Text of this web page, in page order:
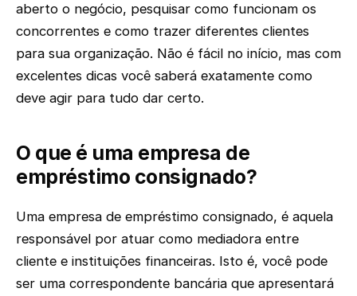
aberto o negócio, pesquisar como funcionam os
concorrentes e como trazer diferentes clientes
para sua organização. Não é fácil no início, mas com
excelentes dicas você saberá exatamente como
deve agir para tudo dar certo.
O que é uma empresa de
empréstimo consignado?
Uma empresa de empréstimo consignado, é aquela
responsável por atuar como mediadora entre
cliente e instituições financeiras. Isto é, você pode
ser uma correspondente bancária que apresentará